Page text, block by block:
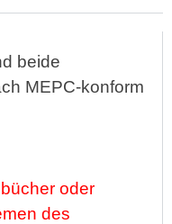
beide
MEPC-konform
oder
des